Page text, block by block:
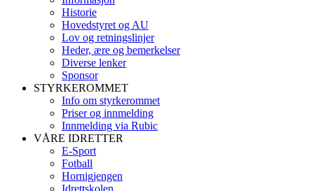
Historie
Hovedstyret og AU
Lov og retningslinjer
Heder, ære og bemerkelser
Diverse lenker
Sponsor
STYRKEROMMET
Info om styrkerommet
Priser og innmelding
Innmelding via Rubic
VÅRE IDRETTER
E-Sport
Fotball
Hornigjengen
Idrettskolen